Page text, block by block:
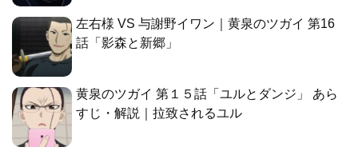
左右様 VS 与謝野イワン｜黄泉のツガイ 第16
話「影森と新郷」
黄泉のツガイ 第１５話「ユルとダンジ」 あら
すじ・解説｜拉致されるユル